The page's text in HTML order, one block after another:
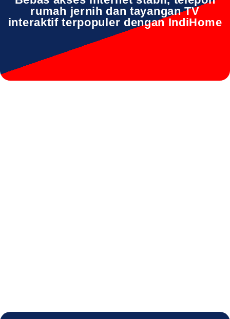
rumah jernih dan tayangan TV
interaktif terpopuler dengan IndiHome